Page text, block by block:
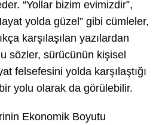
“Yollar bizim evimizdir”,
yolda güzel” gibi cümleler,
karşılaşılan yazılardan
sözler, sürücünün kişisel
felsefesini yolda karşılaştığı
yolu olarak da görülebilir.
Ekonomik Boyutu